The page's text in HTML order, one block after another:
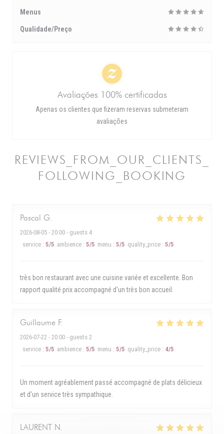
REVIEWS_FROM_OUR_CLIENTS_
FOLLOWING_BOOKING
Pascal G
2026-08-05 - 20:00 - guests 4
service : 5/5 ambience : 5/5 menu : 5/5 quality_price : 5/5
très bon restaurant avec une cuisine variée et excellente. Bon
rapport qualité prix accompagné d'un très bon accueil.
Guillaume F
2026-07-22 - 20:00 - guests 2
service : 5/5 ambience : 5/5 menu : 5/5 quality_price : 4/5
Un moment agréablement passé accompagné de plats délicieux
et d'un service très sympathique.
LAURENT N
Menus
Qualidade/Preço
Avaliações 100% certificadas
Apenas os clientes que fizeram reservas submeteram
avaliações